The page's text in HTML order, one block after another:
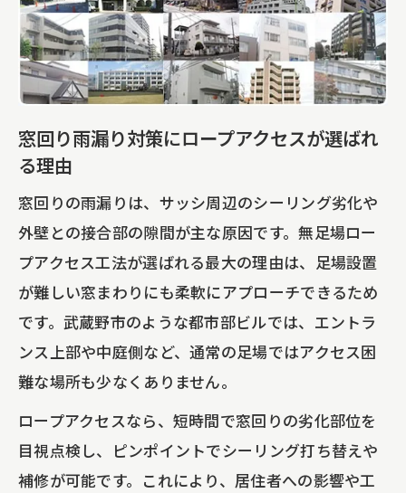
窓回り雨漏り対策にロープアクセスが選ばれ
る理由
窓回りの雨漏りは、サッシ周辺のシーリング劣化や
外壁との接合部の隙間が主な原因です。無足場ロー
プアクセス工法が選ばれる最大の理由は、足場設置
が難しい窓まわりにも柔軟にアプローチできるため
です。武蔵野市のような都市部ビルでは、エントラ
ンス上部や中庭側など、通常の足場ではアクセス困
難な場所も少なくありません。
ロープアクセスなら、短時間で窓回りの劣化部位を
目視点検し、ピンポイントでシーリング打ち替えや
補修が可能です。これにより、居住者への影響や工